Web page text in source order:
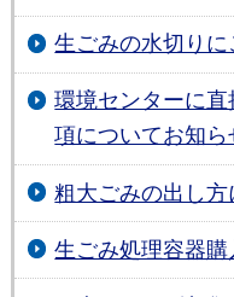
生ごみの水切り
環境センターに
項についてお知ら
粗大ごみの出し方
生ごみ処理容器